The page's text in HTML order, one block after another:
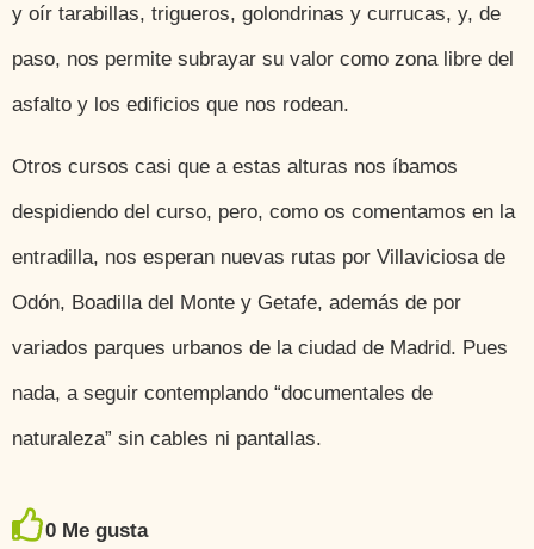
y oír tarabillas, trigueros, golondrinas y currucas, y, de
paso, nos permite subrayar su valor como zona libre del
asfalto y los edificios que nos rodean.
Otros cursos casi que a estas alturas nos íbamos
despidiendo del curso, pero, como os comentamos en la
entradilla, nos esperan nuevas rutas por Villaviciosa de
Odón, Boadilla del Monte y Getafe, además de por
variados parques urbanos de la ciudad de Madrid. Pues
nada, a seguir contemplando “documentales de
naturaleza” sin cables ni pantallas.
0 Me gusta